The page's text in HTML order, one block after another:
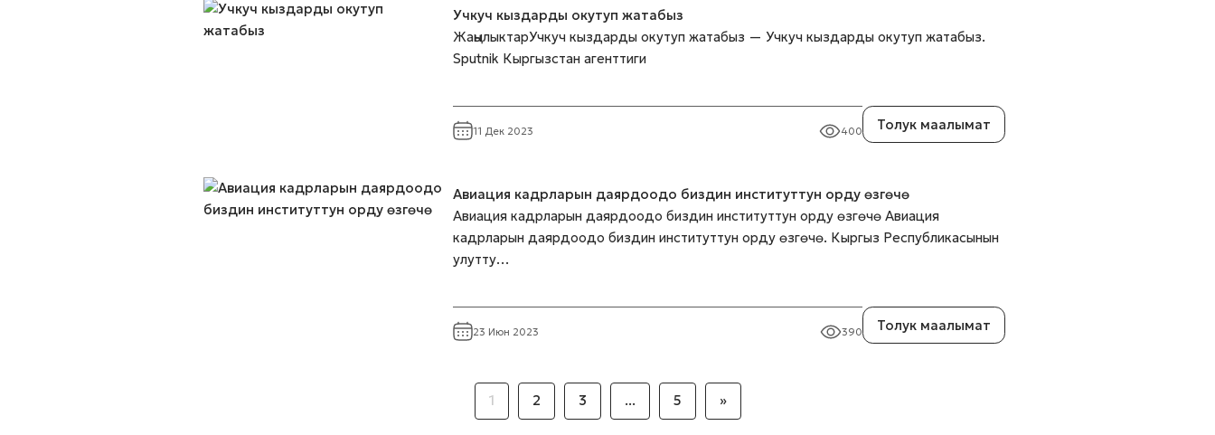
Учкуч кыздарды окутуп жатабыз
ЖаңылыктарУчкуч кыздарды окутуп жатабыз — Учкуч кыздарды окутуп жатабыз.
Sputnik Кыргызстан агенттиги
11 Дек 2023 400 Толук маалымат
Авиация кадрларын даярдоодо биздин институттун орду өзгөчө
Авиация кадрларын даярдоодо биздин институттун орду өзгөчө Авиация
кадрларын даярдоодо биздин институттун орду өзгөчө. Кыргыз Республикасынын
улутту…
23 Июн 2023 390 Толук маалымат
1 2 3 ... 5 »